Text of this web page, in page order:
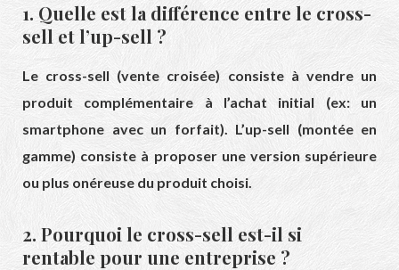
1. Quelle est la différence entre le cross-
sell et l’up-sell ?
Le cross-sell (vente croisée) consiste à vendre un
produit complémentaire à l’achat initial (ex: un
smartphone avec un forfait). L’up-sell (montée en
gamme) consiste à proposer une version supérieure
ou plus onéreuse du produit choisi.
2. Pourquoi le cross-sell est-il si
rentable pour une entreprise ?